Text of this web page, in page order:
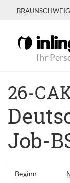
BRAUNSCHWEIG
Ihr
26-
Job-
Beginn